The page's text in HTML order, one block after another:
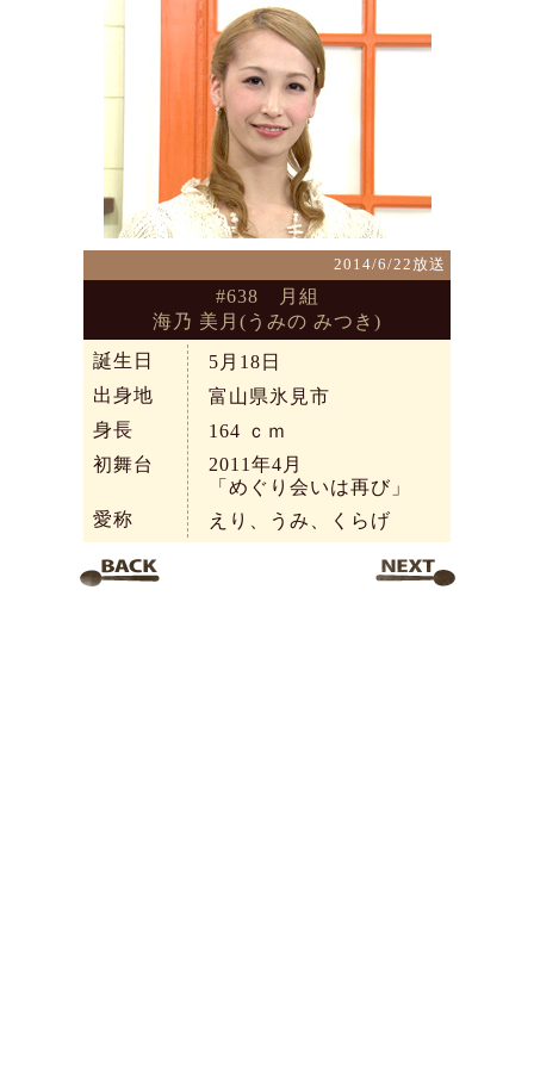
2014/6/22放送
#638 月組
海乃 美月(うみの みつき)
誕生日
5月18日
出身地
富山県氷見市
身長
164 ｃｍ
初舞台
2011年4月
「めぐり会いは再び」
愛称
えり、うみ、くらげ